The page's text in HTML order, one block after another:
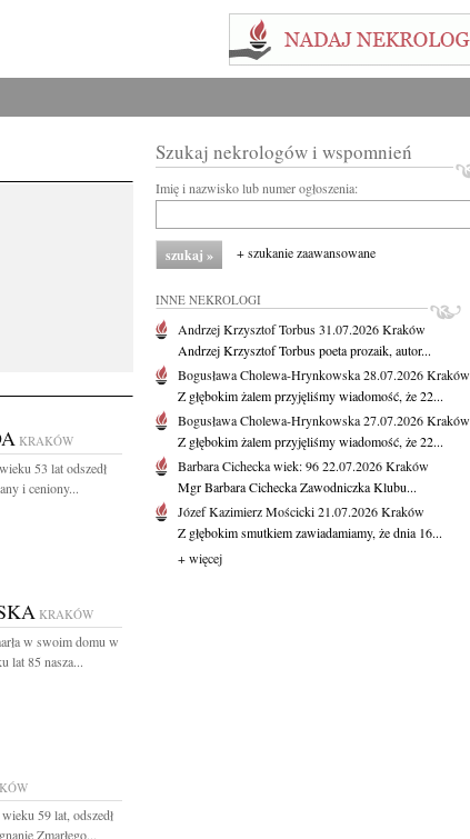
KRAKÓW
53 lat odszedł
i ceniony...
KRAKÓW
w swoim domu w
lat 85 nasza...
59 lat, odszedł
Zmarłego...
Szukaj nekrologów i wspomnień
Imię i nazwisko lub numer ogłoszenia:
+ szukanie zaawansowane
INNE NEKROLOGI
Andrzej Krzysztof Torbus31.07.2026Kraków
Andrzej Krzysztof Torbus poeta prozaik, autor...
Bogusława Cholewa-Hrynkowska28.07.2026Kraków
Z głębokim żalem przyjęliśmy wiadomość, że 22...
Bogusława Cholewa-Hrynkowska27.07.2026Kraków
Z głębokim żalem przyjęliśmy wiadomość, że 22...
Barbara Cicheckawiek: 9622.07.2026Kraków
Mgr Barbara Cichecka Zawodniczka Klubu...
Józef Kazimierz Mościcki21.07.2026Kraków
Z głębokim smutkiem zawiadamiamy, że dnia 16...
+ więcej